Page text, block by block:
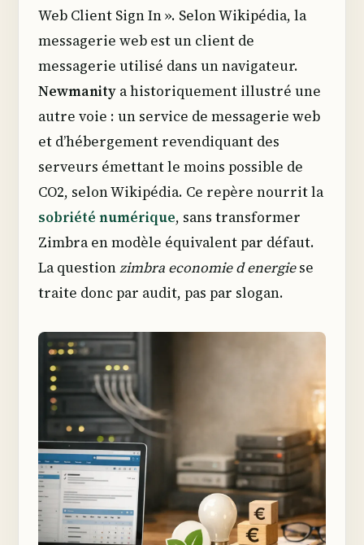
Web Client Sign In ». Selon Wikipédia, la
messagerie web est un client de
messagerie utilisé dans un navigateur.
Newmanity a historiquement illustré une
autre voie : un service de messagerie web
et d’hébergement revendiquant des
serveurs émettant le moins possible de
CO2, selon Wikipédia. Ce repère nourrit la
sobriété numérique, sans transformer
Zimbra en modèle équivalent par défaut.
La questionzimbra economie d energiese
traite donc par audit, pas par slogan.